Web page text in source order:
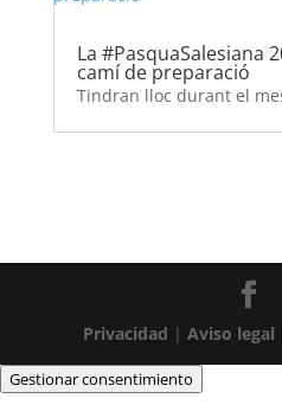
La #PasquaSalesiana
camí de preparació
Tindran lloc durant el
Privacidad |Aviso legal
Gestionar consentimiento